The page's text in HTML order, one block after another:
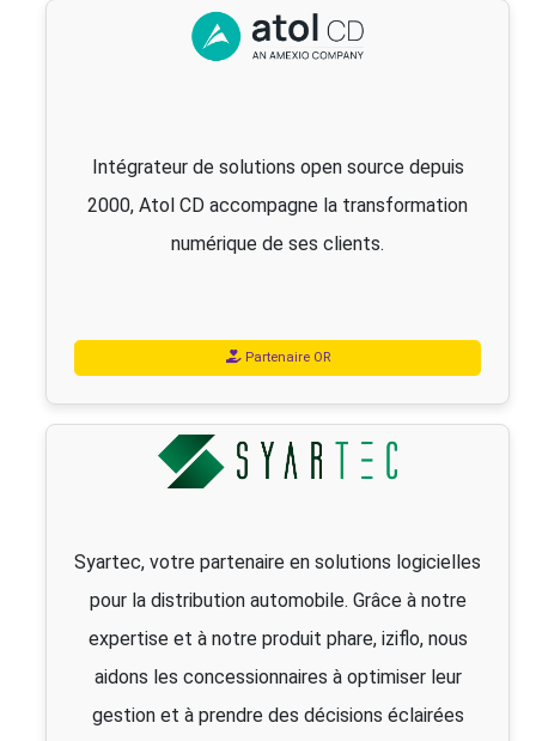
Intégrateur de solutions open source depuis
2000, Atol CD accompagne la transformation
numérique de ses clients.
Partenaire OR
Syartec, votre partenaire en solutions logicielles
pour la distribution automobile. Grâce à notre
expertise et à notre produit phare, iziflo, nous
aidons les concessionnaires à optimiser leur
gestion et à prendre des décisions éclairées